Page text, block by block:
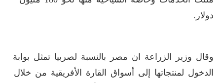
دولار .
وقال وزير الزراعة ان مصر بالنسبة لصربيا تمثل بوابة
الدخول لمنتجاتها إلى أسواق القارة الأفريقية من خلال